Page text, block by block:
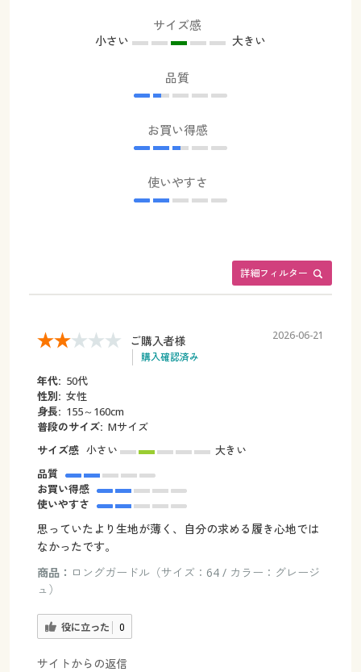
サイズ感
小さい 大きい
品質
お買い得感
使いやすさ
詳細フィルター
ご購入者様
購入確認済み
2026-06-21
年代: 50代
性別: 女性
身長: 155～160cm
普段のサイズ: Mサイズ
サイズ感 小さい
大きい
品質
お買い得感
使いやすさ
思っていたより生地が薄く、自分の求める履き心地では
なかったです。
商品： ロングガードル（サイズ：64 / カラー：グレージ
ュ）
役に立った 0
サイトからの返信